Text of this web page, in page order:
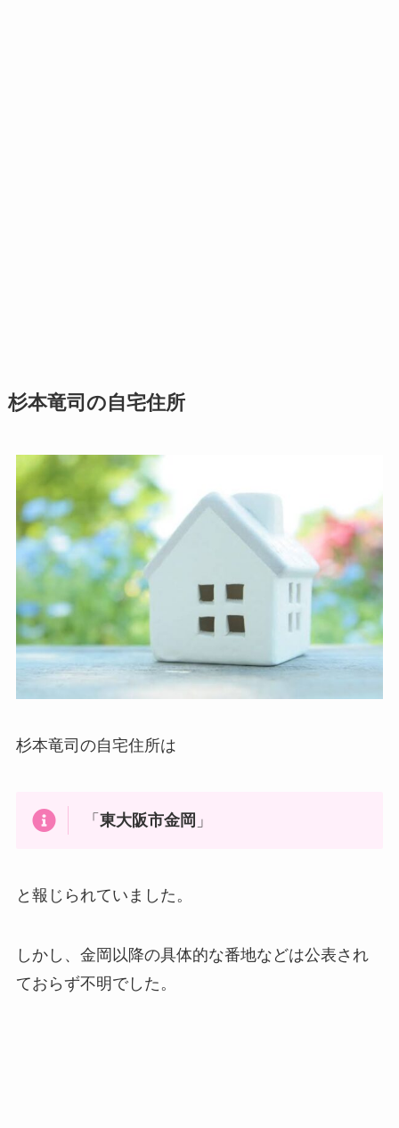
杉本竜司の自宅住所
杉本竜司の自宅住所は
「東大阪市金岡 」
と報じられていました。
しかし、金岡以降の具体的な番地などは公表され
ておらず不明でした。